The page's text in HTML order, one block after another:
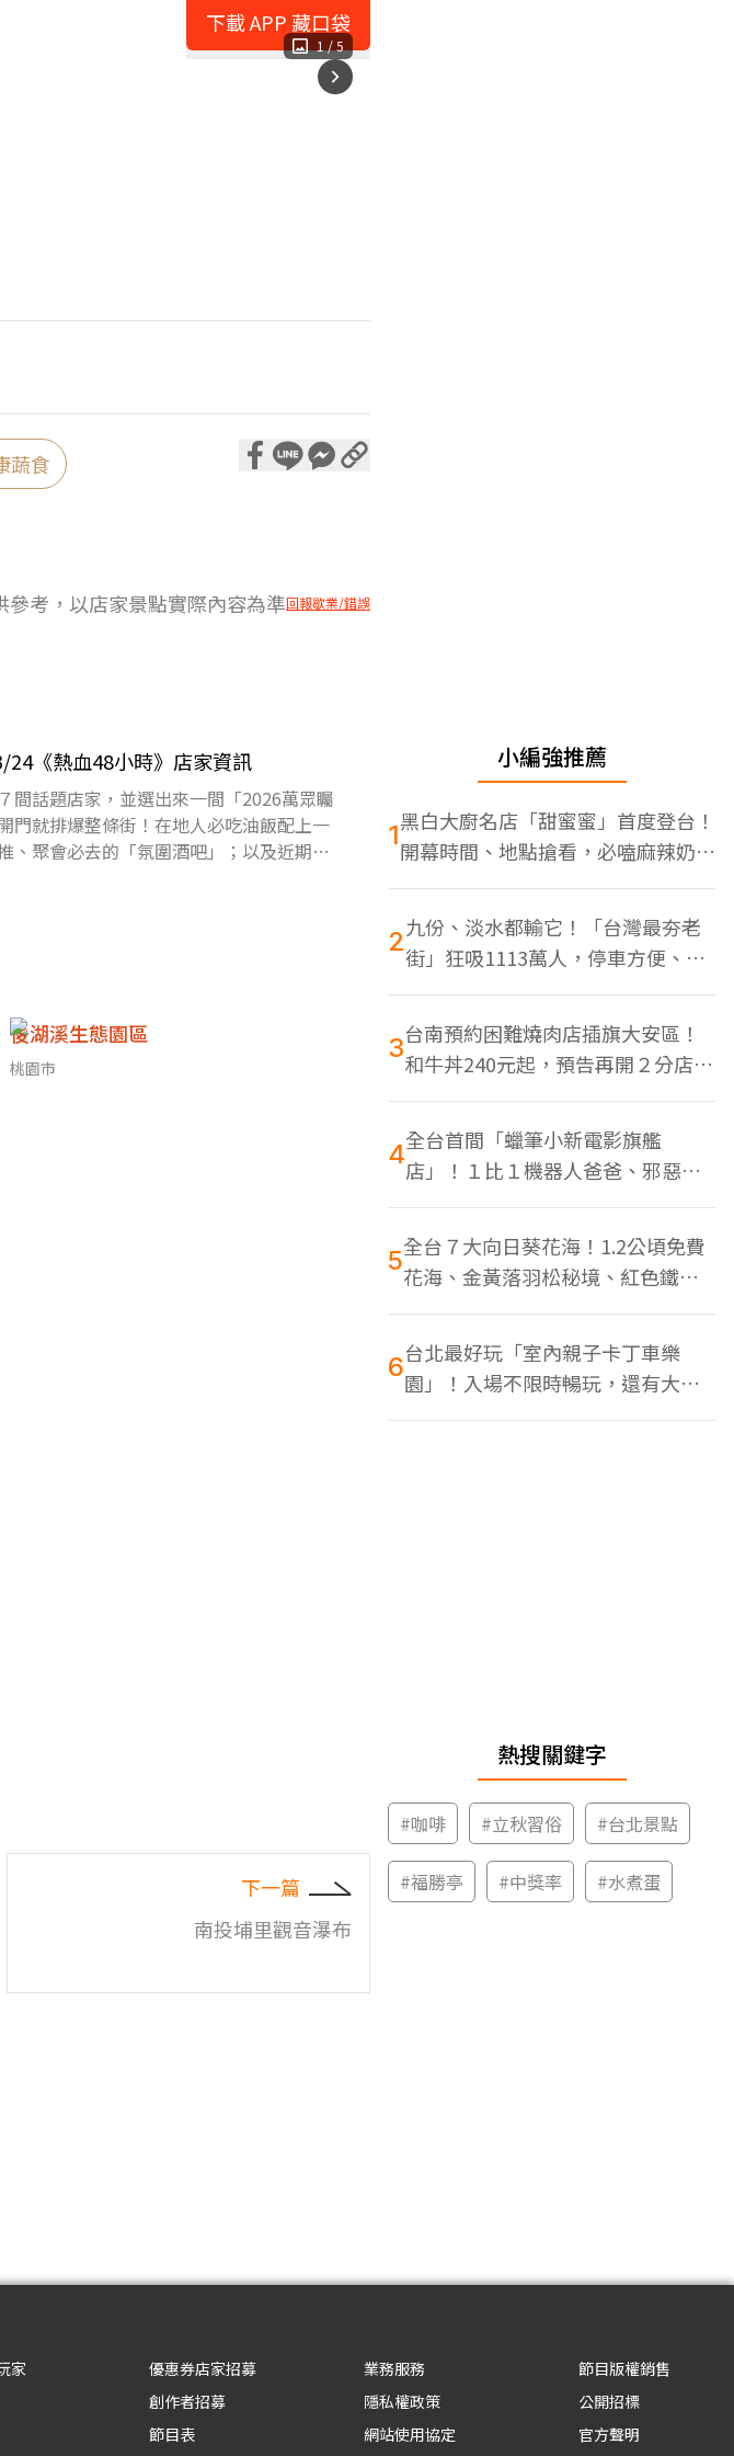
1 /5
蔬食
下載 APP 藏口袋
參考，以店家景點實際內容為準回報歇業/錯誤
《熱血48小時》店家資訊
間話題店家，並選出來一間「2026萬眾矚
門就排爆整條街！在地人必吃油飯配上一
、聚會必去的「氛圍酒吧」；以及近期韓
後湖溪生態園區
桃園市
下一篇
南投埔里觀音瀑布
小編強推薦
1黑白大廚名店「甜蜜蜜」首度登台！
開幕時間、地點搶看，必嗑麻辣奶油
蝦
2九份、淡水都輸它！「台灣最夯老
街」狂吸1113萬人，停車方便、特
色美食多
3台南預約困難燒肉店插旗大安區！
和牛丼240元起，預告再開２分店、
地點曝光
4全台首間「蠟筆小新電影旗艦
店」！１比１機器人爸爸、邪惡正
男，百款周邊買翻
5全台７大向日葵花海！1.2公頃免費
花海、金黃落羽松秘境、紅色鐵橋
同框
6台北最好玩「室內親子卡丁車樂
園」！入場不限時暢玩，還有大螢
幕Switch遊戲區
熱搜關鍵字
#咖啡 #立秋習俗 #台北景點
#福勝亭 #中獎率 #水煮蛋
家
優惠券店家招募
創作者招募
節目表
業務服務
隱私權政策
網站使用協定
節目版權銷售
公開招標
官方聲明